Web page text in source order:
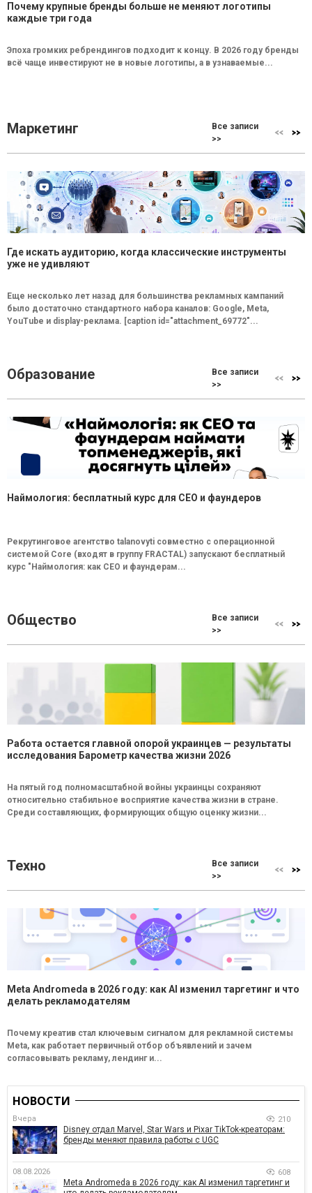
Почему крупные бренды больше не меняют логотипы
каждые три года
Эпоха громких ребрендингов подходит к концу. В 2026 году бренды
всё чаще инвестируют не в новые логотипы, а в узнаваемые...
Маркетинг
Все записи
>>
Где искать аудиторию, когда классические инструменты
уже не удивляют
Еще несколько лет назад для большинства рекламных кампаний
было достаточно стандартного набора каналов: Google, Meta,
YouTube и display-реклама. [caption id="attachment_69772"...
Образование
Все записи
>>
Наймология: бесплатный курс для CEO и фаундеров
Рекрутинговое агентство talanovyti совместно с операционной
системой Core (входят в группу FRACTAL) запускают бесплатный
курс "Наймология: как СEO и фаундерам...
Общество
Все записи
>>
Работа остается главной опорой украинцев — результаты
исследования Барометр качества жизни 2026
На пятый год полномасштабной войны украинцы сохраняют
относительно стабильное восприятие качества жизни в стране.
Среди составляющих, формирующих общую оценку жизни...
Техно
Все записи
>>
Meta Andromeda в 2026 году: как AI изменил таргетинг и что
делать рекламодателям
Почему креатив стал ключевым сигналом для рекламной системы
Meta, как работает первичный отбор объявлений и зачем
согласовывать рекламу, лендинг и...
НОВОСТИ
Вчера 210
Disney отдал Marvel, Star Wars и Pixar TikTok-креаторам:
бренды меняют правила работы с UGC
08.08.2026 608
Meta Andromeda в 2026 году: как AI изменил таргетинг и